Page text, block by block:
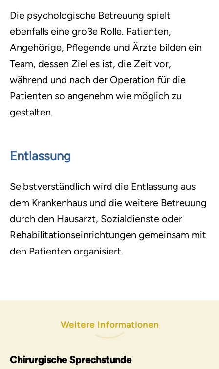
Die psychologische Betreuung spielt
ebenfalls eine große Rolle. Patienten,
Angehörige, Pflegende und Ärzte bilden ein
Team, dessen Ziel es ist, die Zeit vor,
während und nach der Operation für die
Patienten so angenehm wie möglich zu
gestalten.
Entlassung
Selbstverständlich wird die Entlassung aus
dem Krankenhaus und die weitere Betreuung
durch den Hausarzt, Sozialdienste oder
Rehabilitationseinrichtungen gemeinsam mit
den Patienten organisiert.
Weitere Informationen
Chirurgische Sprechstunde